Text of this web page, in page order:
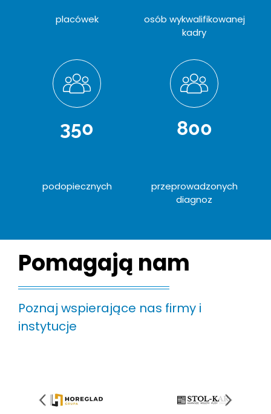
placówek
osób wykwalifikowanej
kadry
350
podopiecznych
800
przeprowadzonych
diagnoz
Pomagają nam
Poznaj wspierające nas firmy i
instytucje